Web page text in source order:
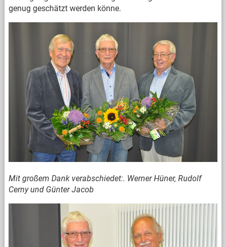
genug geschätzt werden könne.
Mit großem Dank verabschiedet:. Werner Hüner, Rudolf
Cerny und Günter Jacob